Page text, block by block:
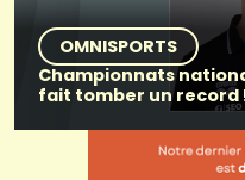
OMNISPORTS
Championnats
fait tomber un record